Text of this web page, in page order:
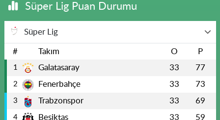
Süper Lig Puan Durumu
Süper Lig
# Takım O P
1 Galatasaray 33 77
2 Fenerbahçe 33 73
3 Trabzonspor 33 69
4 Beşiktaş 33 59